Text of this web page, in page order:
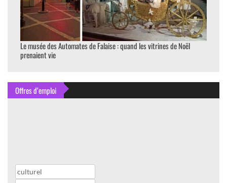
Le musée des Automates de Falaise : quand les vitrines de Noël
prenaient vie
Offres d’emploi